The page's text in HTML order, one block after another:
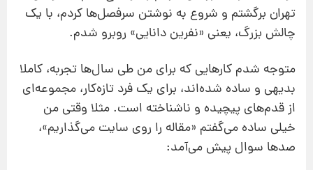
تهران برگشتم و شروع به نوشتن سرفصل‌ها کردم، با یک
چالش بزرگ، یعنی «نفرین دانایی» روبرو شدم.
متوجه شدم کارهایی که برای من طی سال‌ها تجربه، کاملا
بدیهی و ساده شده‌اند، برای یک فرد تازه‌کار، مجموعه‌ای
از قدم‌های پیچیده و ناشناخته است. مثلا وقتی من
خیلی ساده می‌گفتم «مقاله را روی سایت می‌گذاریم»،
صدها سوال پیش می‌آمد: